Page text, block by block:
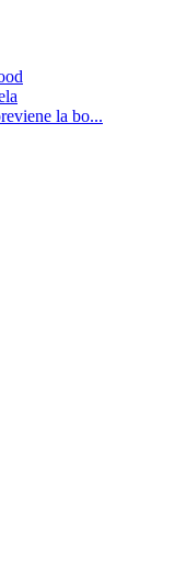
la bo...